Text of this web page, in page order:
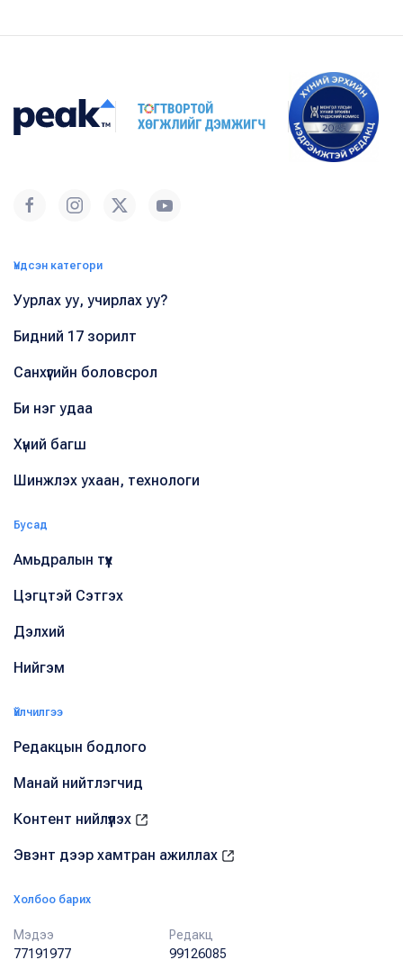
Үндсэн категори
Уурлах уу, учирлах уу?
Бидний 17 зорилт
Санхүүгийн боловсрол
Би нэг удаа
Хүний багш
Шинжлэх ухаан, технологи
Бусад
Амьдралын түүх
Цэгцтэй Сэтгэх
Дэлхий
Нийгэм
Үйлчилгээ
Редакцын бодлого
Манай нийтлэгчид
Контент нийлүүлэх
Эвэнт дээр хамтран ажиллах
Холбоо барих
Мэдээ
77191977
Редакц
99126085